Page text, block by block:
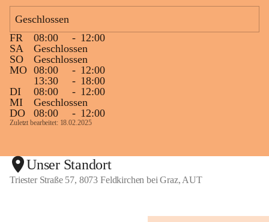
Geschlossen
FR
08:00 - 12:00
SA
Geschlossen
SO
Geschlossen
MO 08:00 - 12:00
13:30
- 18:00
DI
08:00 - 12:00
MI
Geschlossen
DO
08:00 - 12:00
Zuletzt bearbeitet: 18.02.2025
Unser Standort
Triester Straße 57, 8073 Feldkirchen bei Graz, AUT